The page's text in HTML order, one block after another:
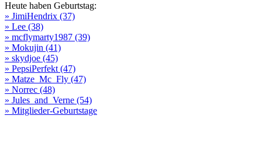
Heute haben Geburtstag:
» JimiHendrix (37)
» Lee (38)
» mcflymarty1987 (39)
» Mokujin (41)
» skydjoe (45)
» PepsiPerfekt (47)
» Matze_Mc_Fly (47)
» Norrec (48)
» Jules_and_Verne (54)
» Mitglieder-Geburtstage